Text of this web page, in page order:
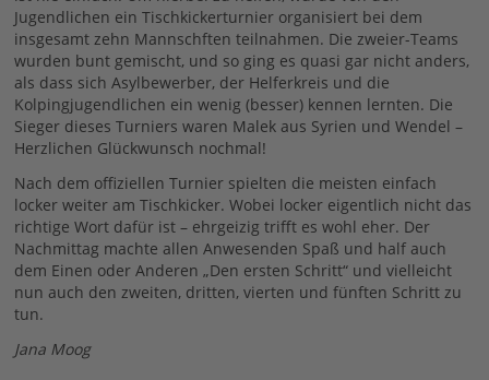
Jugendlichen ein Tischkickerturnier organisiert bei dem
insgesamt zehn Mannschften teilnahmen. Die zweier-Teams
wurden bunt gemischt, und so ging es quasi gar nicht anders,
als dass sich Asylbewerber, der Helferkreis und die
Kolpingjugendlichen ein wenig (besser) kennen lernten. Die
Sieger dieses Turniers waren Malek aus Syrien und Wendel –
Herzlichen Glückwunsch nochmal!
Nach dem offiziellen Turnier spielten die meisten einfach
locker weiter am Tischkicker. Wobei locker eigentlich nicht das
richtige Wort dafür ist – ehrgeizig trifft es wohl eher. Der
Nachmittag machte allen Anwesenden Spaß und half auch
dem Einen oder Anderen „Den ersten Schritt“ und vielleicht
nun auch den zweiten, dritten, vierten und fünften Schritt zu
tun.
Jana Moog